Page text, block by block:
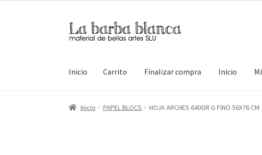
Ir
a
Ir
al
Inicio Carrito Finalizar compra Inicio
Inicio CarritoFinalizar compra Inicio Mi cuenta Tienda
Inicio PAPEL BLOCS HOJA ARCHES 640GR G FINO 56X76 CM